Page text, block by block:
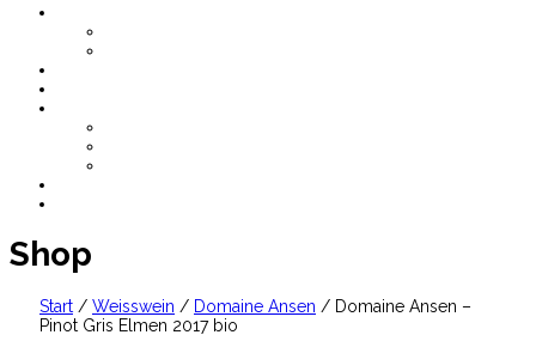
Shop
Start / Weisswein / Domaine Ansen / Domaine Ansen –
Pinot Gris Elmen 2017 bio